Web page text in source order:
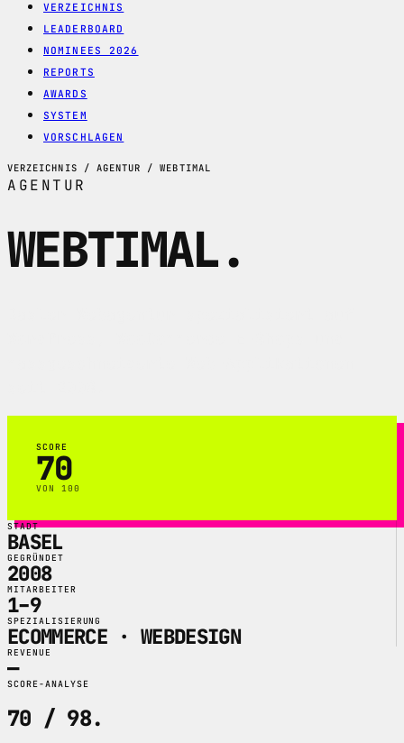
VERZEICHNIS
LEADERBOARD
NOMINEES 2026
REPORTS
AWARDS
SYSTEM
VORSCHLAGEN
VERZEICHNIS / AGENTUR / WEBTIMAL
AGENTUR
WEBTIMAL.
SCORE
70
VON 100
STADT
BASEL
GEGRÜNDET
2008
MITARBEITER
1–9
SPEZIALISIERUNG
ECOMMERCE · WEBDESIGN
REVENUE
—
SCORE-ANALYSE
70 / 98.